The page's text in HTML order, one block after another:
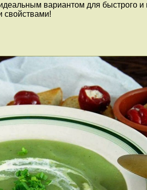
вариантом для быстрого
свойствами!